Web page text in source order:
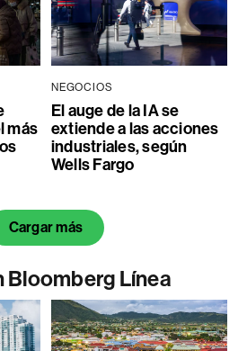
más
NEGOCIOS
El auge de la IA se
extiende a las acciones
industriales, según
Wells Fargo
Cargar más
Bloomberg Línea